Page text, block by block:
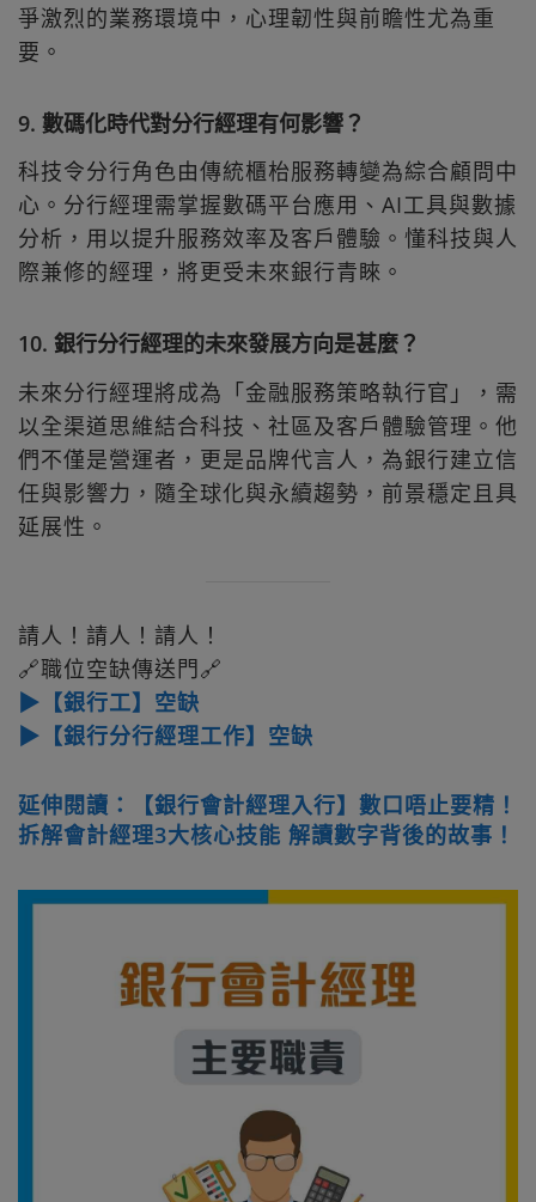
爭激烈的業務環境中，心理韌性與前瞻性尤為重
要。
9. 數碼化時代對分行經理有何影響？
科技令分行角色由傳統櫃枱服務轉變為綜合顧問中
心。分行經理需掌握數碼平台應用、AI工具與數據
分析，用以提升服務效率及客戶體驗。懂科技與人
際兼修的經理，將更受未來銀行青睞。
10. 銀行分行經理的未來發展方向是甚麼？
未來分行經理將成為「金融服務策略執行官」，需
以全渠道思維結合科技、社區及客戶體驗管理。他
們不僅是營運者，更是品牌代言人，為銀行建立信
任與影響力，隨全球化與永續趨勢，前景穩定且具
延展性。
請人！請人！請人！
🔗職位空缺傳送門🔗
▶【銀行工】空缺
▶【銀行分行經理工作】空缺
延伸閱讀：【銀行會計經理入行】數口唔止要精！
拆解會計經理3大核心技能 解讀數字背後的故事！